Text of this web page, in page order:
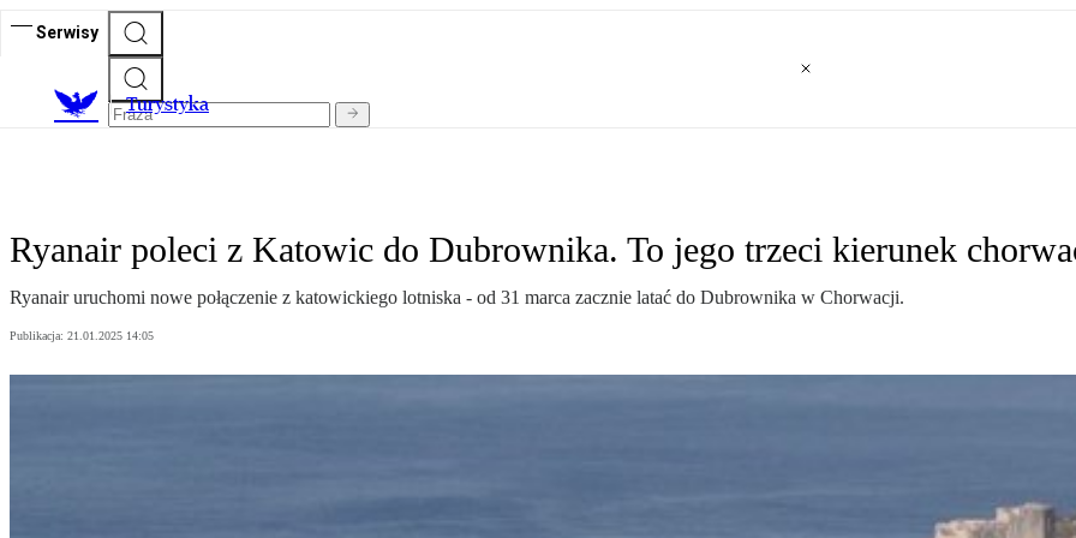
Serwisy
Turystyka
Ryanair poleci z Katowic do Dubrownika. To jego trzeci kierunek
Ryanair uruchomi nowe połączenie z katowickiego lotniska - od 31 marca zacznie latać do Dubrownika w Chorwacji.
Publikacja: 21.01.2025 14:05